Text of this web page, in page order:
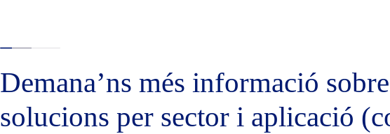
Demana’ns més informació
solucions per sector i aplicació